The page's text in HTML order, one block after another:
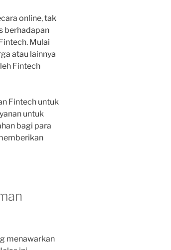
online, tak
berhadapan
Mulai
atau lainnya
Fintech
Fintech untuk
untuk
bagi para
menawarkan